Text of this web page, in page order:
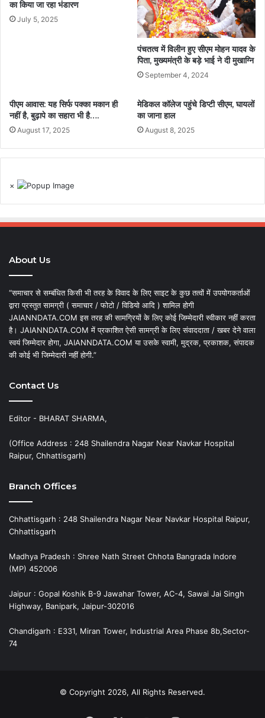
का किया जा रहा भंडारण
July 5, 2025
पंचतत्व में विलीन हुए सीएम मोहन यादव के
पिता, मुख्यमंत्री के बड़े भाई ने दी मुखाग्नि
September 4, 2024
पीएम आवास: यह सिर्फ पक्का मकान ही
नहीं है, बुढ़ापे का सहारा भी है….
August 17, 2025
मेडिकल कॉलेज पहुंचे डिप्टी सीएम, घायलों
का जाना हाल
August 8, 2025
×
About Us
“समाचार से सम्बंधित किसी भी तरह के विवाद के लिए साइट के कुछ तत्वों में उपयोगकर्ताओं
द्वारा प्रस्तुत सामग्री ( समाचार / फोटो / विडियो आदि ) शामिल होगी
JAIANNDATA.COM इस तरह की सामग्रियों के लिए कोई जिम्मेदारी स्वीकार नहीं करता
है। JAIANNDATA.COM में प्रकाशित ऐसी सामग्री के लिए संवाददाता / खबर देने वाला
स्वयं जिम्मेदार होगा, JAIANNDATA.COM या उसके स्वामी, मुद्रक, प्रकाशक, संपादक
की कोई भी जिम्मेदारी नहीं होगी.”
Contact Us
Editor - BHARAT SHARMA,
(Office Address : 248 Shailendra Nagar Near Navkar Hospital
Raipur, Chhattisgarh)
Branch Offices
Chhattisgarh : 248 Shailendra Nagar Near Navkar Hospital Raipur,
Chhattisgarh
Madhya Pradesh : Shree Nath Street Chhota Bangrada Indore
(MP) 452006
Jaipur : Gopal Koshik B-9 Jawahar Tower, AC-4, Sawai Jai Singh
Highway, Banipark, Jaipur-302016
Chandigarh : E331, Miran Tower, Industrial Area Phase 8b,Sector-
74
© Copyright 2026, All Rights Reserved.